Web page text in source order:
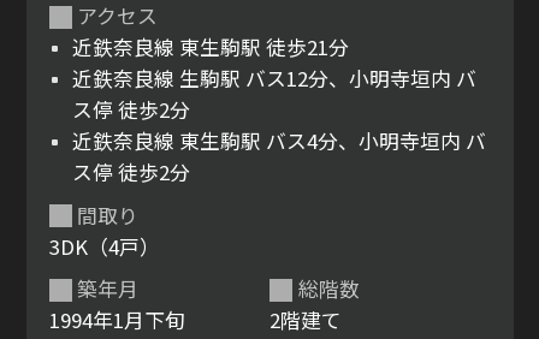
ルームツアー
アクセス
近鉄奈良線 東生駒駅 徒歩21分
近鉄奈良線 生駒駅 バス12分、小明寺垣内 バ
ス停 徒歩2分
近鉄奈良線 東生駒駅 バス4分、小明寺垣内 バ
ス停 徒歩2分
築年月
1994年1月下旬
間取り
3DK（4戸）
総階数
2階建て